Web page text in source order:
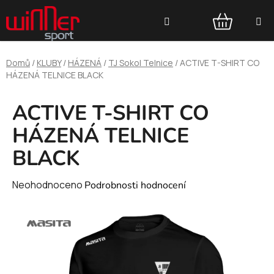
na
obsah
NÁKUPNÍ
KOŠÍK
Domů / KLUBY / HÁZENÁ / TJ Sokol Telnice /ACTIVE T-SHIRT CO
HÁZENÁ TELNICE BLACK
ACTIVE T-SHIRT CO
HÁZENÁ TELNICE
BLACK
Průměrné
produktu
Neohodnoceno Podrobnosti hodnocení